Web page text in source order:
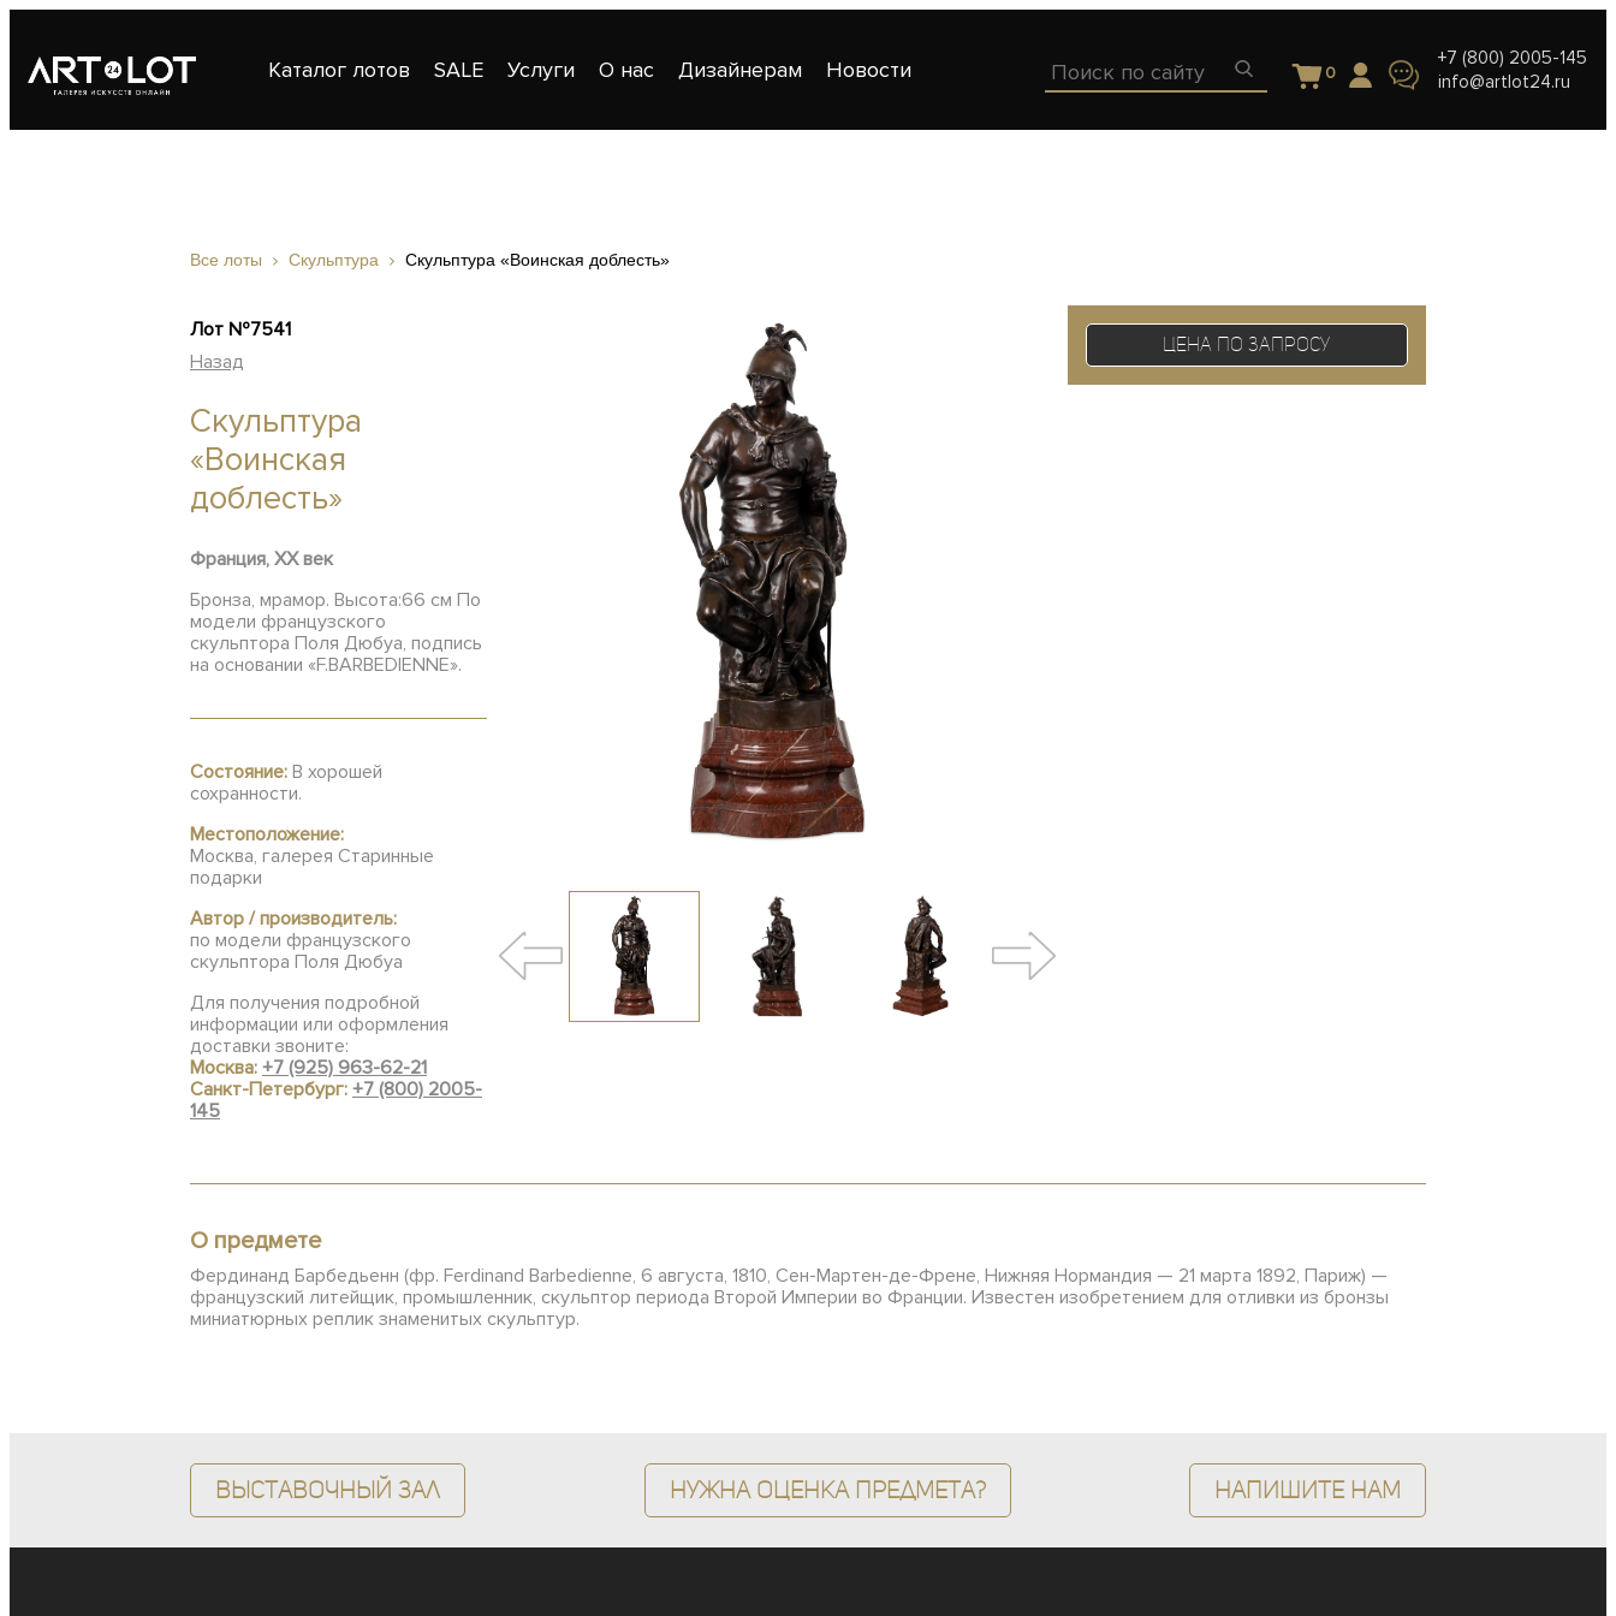
Каталог лотов SALE Услуги О нас Дизайнерам Новости 0
+7 (800) 2005-145
info@artlot24.ru
Все лоты Скульптура Скульптура «Воинская доблесть»
Лот №7541
Назад
Скульптура
«Воинская
доблесть»
Франция, XX век
Бронза, мрамор. Высота:66 см По
модели французского
скульптора Поля Дюбуа, подпись
на основании «F.BARBEDIENNE».
Состояние: В хорошей
сохранности.
Местоположение:
Москва, галерея Старинные
подарки
Автор / производитель:
по модели французского
скульптора Поля Дюбуа
Для получения подробной
информации или оформления
доставки звоните:
Москва: +7 (925) 963-62-21
Санкт-Петербург: +7 (800) 2005-
145
Цена по запросу
О предмете
Фердинанд Барбедьенн (фр. Ferdinand Barbedienne, 6 августа, 1810, Сен-Мартен-де-Френе, Нижняя Нормандия — 21 марта 1892, Париж) —
французский литейщик, промышленник, скульптор периода Второй Империи во Франции. Известен изобретением для отливки из бронзы
миниатюрных реплик знаменитых скульптур.
Выставочный зал Нужна оценка предмета? Напишите нам